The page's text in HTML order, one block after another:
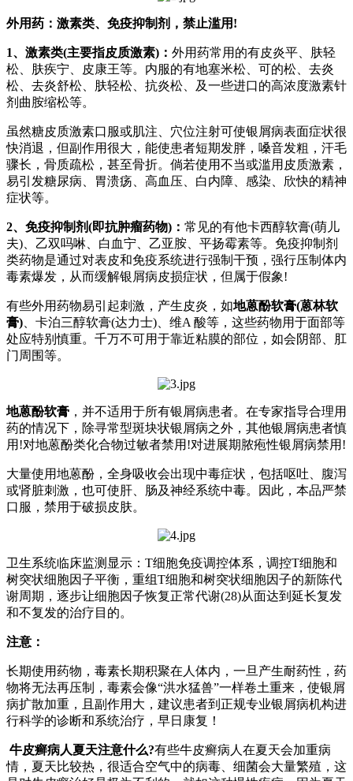
外用药：激素类、免疫抑制剂，禁止滥用!
1、激素类(主要指皮质激素)： 外用药常用的有皮炎平、肤轻
松、肤疾宁、皮康王等。内服的有地塞米松、可的松、去炎
松、去炎舒松、肤轻松、抗炎松、及一些进口的高浓度激素针
剂曲胺缩松等。
虽然糖皮质激素口服或肌注、穴位注射可使银屑病表面症状很
快消退，但副作用很大，能使患者短期发胖，嗓音发粗，汗毛
骤长，骨质疏松，甚至骨折。倘若使用不当或滥用皮质激素，
易引发糖尿病、胃溃疡、高血压、白内障、感染、欣快的精神
症状等。
2、免疫抑制剂(即抗肿瘤药物)： 常见的有他卡西醇软膏(萌儿
夫)、乙双吗啉、白血宁、乙亚胺、平扬霉素等。免疫抑制剂
类药物是通过对表皮和免疫系统进行强制干预，强行压制体内
毒素爆发，从而缓解银屑病皮损症状，但属于假象!
有些外用药物易引起刺激，产生皮炎，如地蒽酚软膏(蒽林软
膏) 、卡泊三醇软膏(达力士)、维A 酸等，这些药物用于面部等
处应特别慎重。千万不可用于靠近粘膜的部位，如会阴部、肛
门周围等。
地蒽酚软膏 ，并不适用于所有银屑病患者。在专家指导合理用
药的情况下，除寻常型斑块状银屑病之外，其他银屑病患者慎
用!对地蒽酚类化合物过敏者禁用!对进展期脓疱性银屑病禁用!
大量使用地蒽酚，全身吸收会出现中毒症状，包括呕吐、腹泻
或肾脏刺激，也可使肝、肠及神经系统中毒。因此，本品严禁
口服，禁用于破损皮肤。
卫生系统临床监测显示：T细胞免疫调控体系，调控T细胞和
树突状细胞因子平衡，重组T细胞和树突状细胞因子的新陈代
谢周期，逐步让细胞因子恢复正常代谢(28)从面达到延长复发
和不复发的治疗目的。
注意：
长期使用药物，毒素长期积聚在人体内，一旦产生耐药性，药
物将无法再压制，毒素会像“洪水猛兽”一样卷土重来，使银屑
病扩散加重，且副作用大，建议患者到正规专业银屑病机构进
行科学的诊断和系统治疗，早日康复！
牛皮癣病人夏天注意什么?有些牛皮癣病人在夏天会加重病
情，夏天比较热，很适合空气中的病毒、细菌会大量繁殖，这